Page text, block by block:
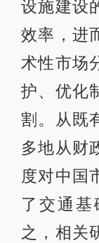
设施建设
效率，进
术性市场
护、优化
割。从既
多地从财
度对中国
了交通
之，相关